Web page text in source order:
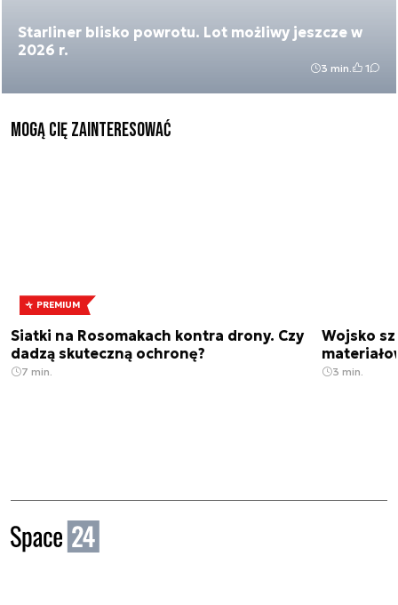
Starliner blisko powrotu. Lot możliwy jeszcze w
2026 r.
3 min. 1
Mogą Cię zainteresować
PREMIUM
Siatki na Rosomakach kontra drony. Czy
dadzą skuteczną ochronę?
7 min.
Wojsko
3 min.